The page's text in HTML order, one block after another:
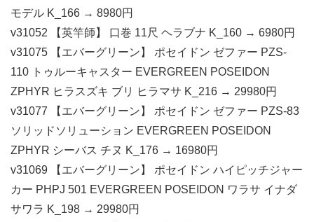
モデル K_166 → 8980円
v31052 【英竿師】 口巻 11尺 ヘラブナ K_160 → 6980円
v31075 【エバーグリーン】 ポセイドン ゼファー PZS-
110 トゥルーキャスター EVERGREEN POSEIDON
ZPHYR ヒラスズキ ブリ ヒラマサ K_216 → 29980円
v31077 【エバーグリーン】 ポセイドン ゼファー PZS-83
ソリッドソリューション EVERGREEN POSEIDON
ZPHYR シーバス チヌ K_176 → 16980円
v31069 【エバーグリーン】 ポセイドン ハイピッチジャー
カー PHPJ 501 EVERGREEN POSEIDON ワラサ イナダ
サワラ K_198 → 29980円